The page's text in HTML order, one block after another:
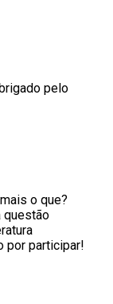
pelo
o que?
questão
por participar!